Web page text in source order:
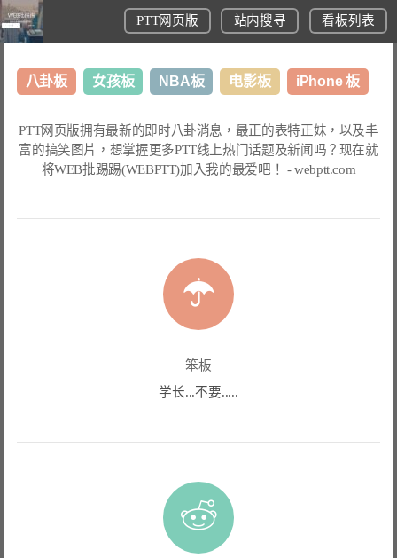
PTT网页版 站内搜寻 看板列表
八卦板 女孩板 NBA板 电影板 iPhone 板
美食板
PTT网页版拥有最新的即时八卦消息，最正的表特正妹，以及丰
富的搞笑图片，想掌握更多PTT线上热门话题及新闻吗？现在就
将WEB批踢踢(WEBPTT)加入我的最爱吧！ -webptt.com
笨板
学长...不要.....